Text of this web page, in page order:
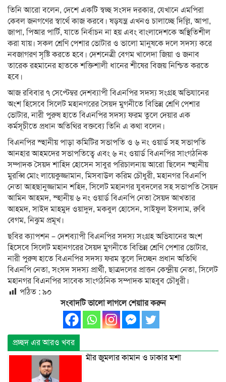
তিনি আরো বলেন, দেশে একটি স্বচ্ছ সংসদ দরকার, যেখানে এমপিরা
কেবল জনগণের স্বার্থে কাজ করবে। ষড়যন্ত্র এখনও চালাচ্ছে দিল্লি, আপা,
জাপা, পিআর পার্টি, যাতে নির্বাচন না হয় এবং বাংলাদেশকে অস্থিতিশীল
করা যায়। সকল শ্রেণি পেশার ভোটার ও ভালো মানুষকে দলে সদস্য করে
নবজাগরণ সৃষ্টি করতে হবে। দেশনেত্রী বেগম খালেদা জিয়া ও জনাব
তারেক রহমানের হাতকে শক্তিশালী ধানের শীষের বিজয় নিশ্চিত করতে
হবে।
আজ রবিবার ৭ সেপ্টেম্বর দেশব্যাপী বিএনপির সদস্য সংগ্রহ অভিযানের
অংশ হিসেবে সিলেট মহানগরের সৈয়দ মুগনীতে বিভিন্ন শ্রেণি পেশার
ভোটার, নারী পুরুষ হাতে বিএনপির সদস্য ফরম তুলে দেয়ার এক
কর্মসূচীতে প্রধান অতিথির বক্তব্যে তিনি এ কথা বলেন।
বিএনপির স্হানীয় পাড়া কমিটির সভাপতি ও ৬ নং ওয়ার্ড সহ সভাপতি
আনহার আহমদের সভাপতিত্বে এবং ৬ নং ওয়ার্ড বিএনপির সাংগঠনিক
সম্পাদক সৈয়দ শাহিদ হোসেন সাবুর পরিচালনায় আরো ছিলেন স্হানীয়
মুরব্বি মোং লায়েকুজ্জামান, মিসবাউল করিম চৌধুরী, মহানগর বিএনপি
নেতা আহছানুজ্জামান শহিদ, সিলেট মহানগর যুবদলের সহ সভাপতি সৈয়দ
আমিন আহমদ, স্হানীয় ৬ নং ওয়ার্ড বিএনপি নেতা সৈয়দ আখতার
আহমদ, সাইদ মাহমুদ ওয়াদুদ, মকবুল হোসেন, সাইফুল ইসলাম, রুবি
বেগম, নিঝুম প্রমূখ।
ছবির ক্যাপশন – দেশব্যাপী বিএনপির সদস্য সংগ্রহ অভিযানের অংশ
হিসেবে সিলেট মহানগরের সৈয়দ মুগনীতে বিভিন্ন শ্রেণি পেশার ভোটার,
নারী পুরুষ হাতে বিএনপির সদস্য ফরম তুলে দিচ্ছেন প্রধান অতিথি
বিএনপি নেতা, সংসদ সদস্য প্রার্থী, ছাত্রদলের প্রাত্তন কেন্দ্রীয় নেতা, সিলেট
মহানগর বিএনপির সাবেক সাংগঠনিক সম্পাদক মাহবুব চৌধুরী।
পঠিত : ৯০
সংবাদটি ভালো লাগলে শেয়াার করুন
প্রচ্ছদ এর আরও খবর
মীর জুমলার কামান ও ঢাকার মশা